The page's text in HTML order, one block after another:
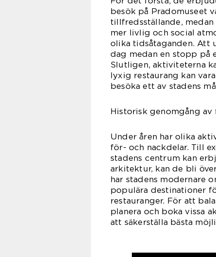
besök på Pradomuseet
tillfredsställande,
mer livlig och social
olika tidsåtaganden. Att
dag medan en stopp på
Slutligen, aktiviteterna
lyxig restaurang kan
besöka ett av stadens
Historisk genomgång
Under åren har olika
för- och nackdelar. Till
stadens centrum kan
arkitektur, kan de bli
har stadens modernare
populära destinationer
restauranger. För att
planera och boka vissa
att säkerställa bästa